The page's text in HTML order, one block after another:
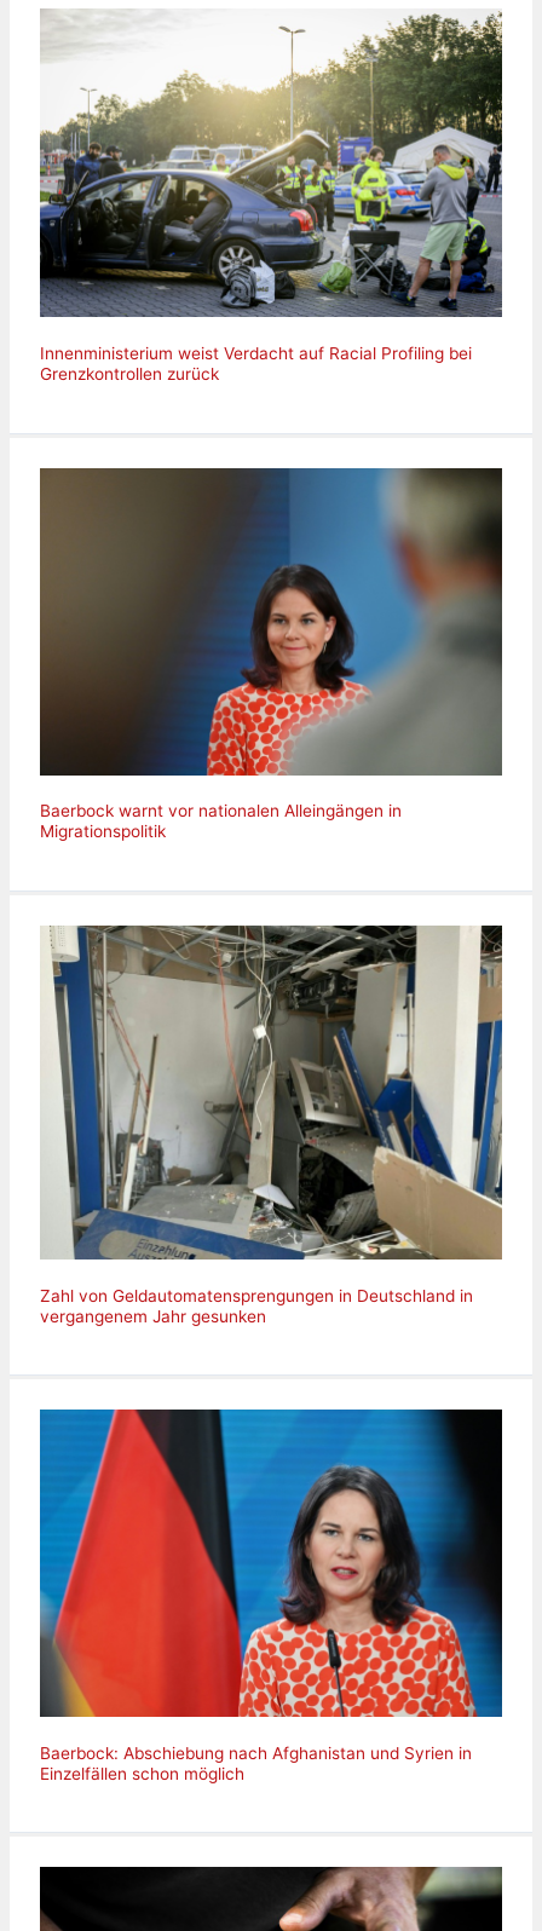
Innenministerium weist Verdacht auf Racial Profiling bei
Grenzkontrollen zurück
Baerbock warnt vor nationalen Alleingängen in
Migrationspolitik
Zahl von Geldautomatensprengungen in Deutschland in
vergangenem Jahr gesunken
Baerbock: Abschiebung nach Afghanistan und Syrien in
Einzelfällen schon möglich